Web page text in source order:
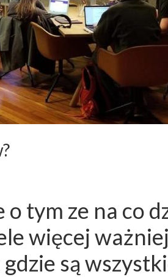
tym ze na co
więcej
są